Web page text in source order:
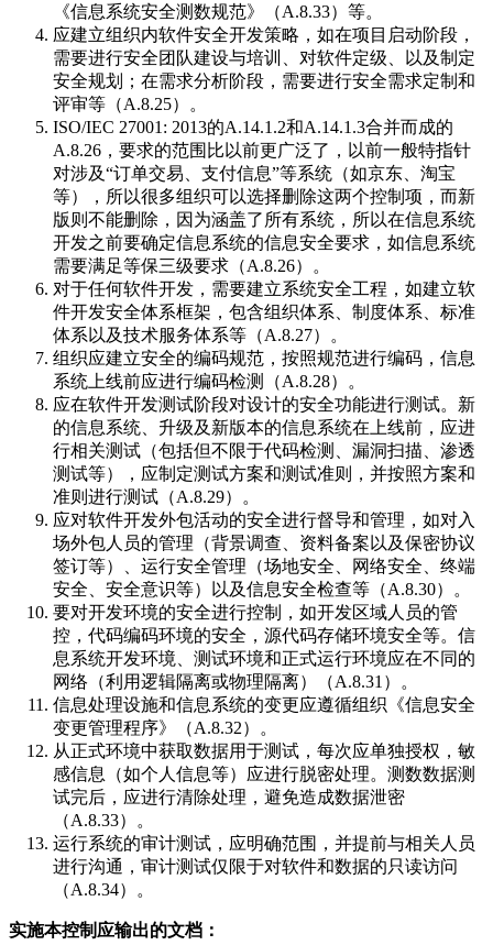
《信息系统安全测数规范》（A.8.33）等。
应建立组织内软件安全开发策略，如在项目启动阶段，
需要进行安全团队建设与培训、对软件定级、以及制定
安全规划；在需求分析阶段，需要进行安全需求定制和
评审等（A.8.25）。
ISO/IEC 27001: 2013的A.14.1.2和A.14.1.3合并而成的
A.8.26，要求的范围比以前更广泛了，以前一般特指针
对涉及“订单交易、支付信息”等系统（如京东、淘宝
等），所以很多组织可以选择删除这两个控制项，而新
版则不能删除，因为涵盖了所有系统，所以在信息系统
开发之前要确定信息系统的信息安全要求，如信息系统
需要满足等保三级要求（A.8.26）。
对于任何软件开发，需要建立系统安全工程，如建立软
件开发安全体系框架，包含组织体系、制度体系、标准
体系以及技术服务体系等（A.8.27）。
组织应建立安全的编码规范，按照规范进行编码，信息
系统上线前应进行编码检测（A.8.28）。
应在软件开发测试阶段对设计的安全功能进行测试。新
的信息系统、升级及新版本的信息系统在上线前，应进
行相关测试（包括但不限于代码检测、漏洞扫描、渗透
测试等），应制定测试方案和测试准则，并按照方案和
准则进行测试（A.8.29）。
应对软件开发外包活动的安全进行督导和管理，如对入
场外包人员的管理（背景调查、资料备案以及保密协议
签订等）、运行安全管理（场地安全、网络安全、终端
安全、安全意识等）以及信息安全检查等（A.8.30）。
要对开发环境的安全进行控制，如开发区域人员的管
控，代码编码环境的安全，源代码存储环境安全等。信
息系统开发环境、测试环境和正式运行环境应在不同的
网络（利用逻辑隔离或物理隔离）（A.8.31）。
信息处理设施和信息系统的变更应遵循组织《信息安全
变更管理程序》（A.8.32）。
从正式环境中获取数据用于测试，每次应单独授权，敏
感信息（如个人信息等）应进行脱密处理。测数数据测
试完后，应进行清除处理，避免造成数据泄密
（A.8.33）。
运行系统的审计测试，应明确范围，并提前与相关人员
进行沟通，审计测试仅限于对软件和数据的只读访问
（A.8.34）。
实施本控制应输出的文档：